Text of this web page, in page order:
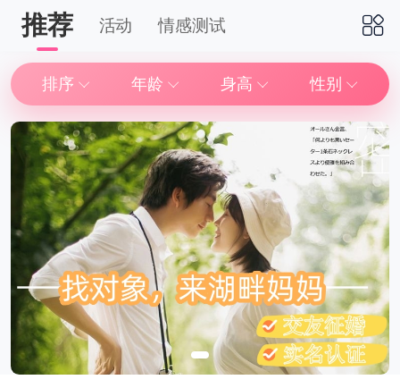
推荐 活动 情感测试
下拉刷新
排序 年龄 身高 性别